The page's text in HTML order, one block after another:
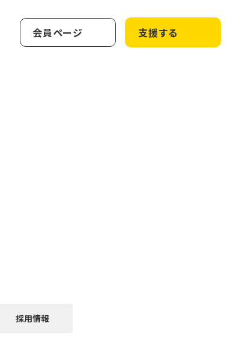
会員ページ 支援する
採用情報